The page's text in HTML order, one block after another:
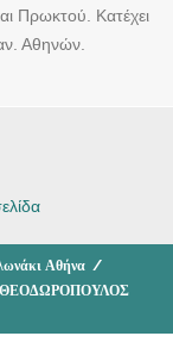
Πρωκτού. Κατέχει
Αθηνών.
Αθήνα /